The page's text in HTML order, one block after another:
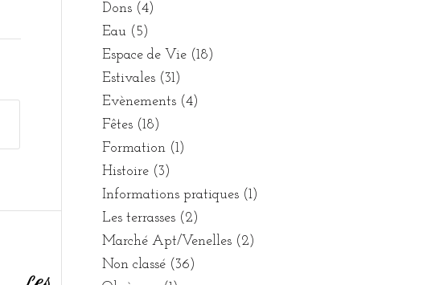
Dons(4)
Eau(5)
Espace de Vie(18)
Estivales(31)
Evènements(4)
Fêtes(18)
Formation(1)
Histoire(3)
Informations pratiques(1)
Les terrasses(2)
Marché Apt/Venelles(2)
Non classé(36)